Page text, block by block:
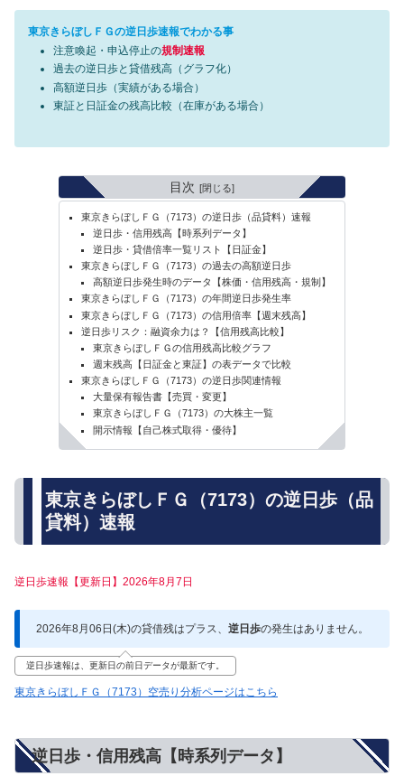
東京きらぼしＦＧの逆日歩速報でわかる事
注意喚起・申込停止の規制速報
過去の逆日歩と貸借残高（グラフ化）
高額逆日歩（実績がある場合）
東証と日証金の残高比較（在庫がある場合）
目次
東京きらぼしＦＧ（7173）の逆日歩（品貸料）速報
逆日歩・信用残高【時系列データ】
逆日歩・貸借倍率一覧リスト【日証金】
東京きらぼしＦＧ（7173）の過去の高額逆日歩
高額逆日歩発生時のデータ【株価・信用残高・規制】
東京きらぼしＦＧ（7173）の年間逆日歩発生率
東京きらぼしＦＧ（7173）の信用倍率【週末残高】
逆日歩リスク：融資余力は？【信用残高比較】
東京きらぼしＦＧの信用残高比較グラフ
週末残高【日証金と東証】の表データで比較
東京きらぼしＦＧ（7173）の逆日歩関連情報
大量保有報告書【売買・変更】
東京きらぼしＦＧ（7173）の大株主一覧
開示情報【自己株式取得・優待】
東京きらぼしＦＧ（7173）の逆日歩（品
貸料）速報
逆日歩速報【更新日】2026年8月7日
2026年8月06日(木)の貸借残はプラス、 逆日歩の発生はありません。
逆日歩速報は、更新日の前日データが最新です。
東京きらぼしＦＧ（7173）空売り分析ページはこちら
逆日歩・信用残高【時系列データ】